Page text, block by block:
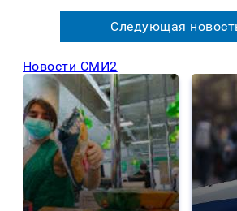
Следующая
Новости СМИ2